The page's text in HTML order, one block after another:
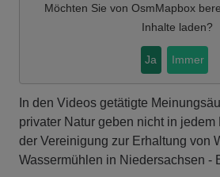
Möchten Sie von OsmMapbox
Inhalte laden?
Ja Immer
In den Videos getätigte
privater Natur geben nicht in
der Vereinigung zur Erhaltung von
Wassermühlen in Niedersachsen -